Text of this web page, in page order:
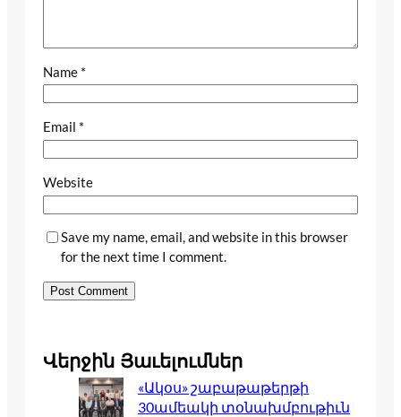
Name *
Email *
Website
Save my name, email, and website in this browser
for the next time I comment.
Վերջին Յաւելումներ
«Ակօս» շաբաթաթերթի
30ամեակի տօնախմբութիւն